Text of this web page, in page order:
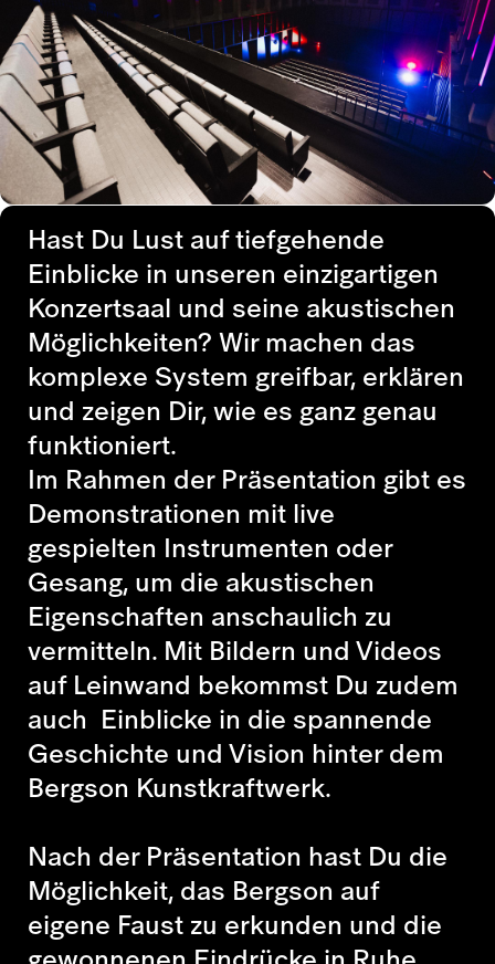
Hast Du Lust auf tiefgehende
Einblicke in unseren einzigartigen
Konzertsaal und seine akustischen
Möglichkeiten? Wir machen das
komplexe System greifbar, erklären
und zeigen Dir, wie es ganz genau
funktioniert.
Im Rahmen der Präsentation gibt es
Demonstrationen mit live
gespielten Instrumenten oder
Gesang, um die akustischen
Eigenschaften anschaulich zu
vermitteln. Mit Bildern und Videos
auf Leinwand bekommst Du zudem
auch Einblicke in die spannende
Geschichte und Vision hinter dem
Bergson Kunstkraftwerk.
Nach der Präsentation hast Du die
Möglichkeit, das Bergson auf
eigene Faust zu erkunden und die